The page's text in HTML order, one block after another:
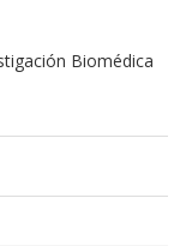
Biomédica